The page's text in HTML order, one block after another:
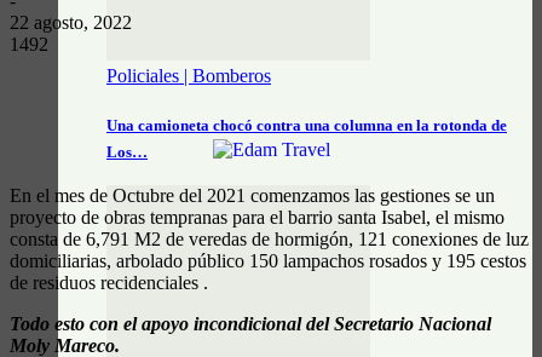
Policiales | Bomberos
Una camioneta chocó contra una columna en la rotonda de
Los…
22 agosto, 2022
1492
En el mes de Octubre del 2021 comenzamos las gestiones se un
proyecto de obras tempranas para el barrio santa Isabel, el mismo
consta de 6,791 M2 de veredas de hormigón, 121 conexiones de luz
domiciliarias, arbolado público 150 lampachos rosados y 195 cestos
de residuos recidenciales .
Todo esto con el apoyo incondicional del Secretario Nacional
Moly Mareco.